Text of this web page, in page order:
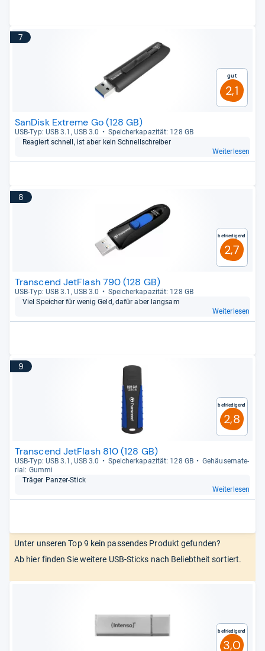
7
Gut
2,1
SanDisk Extreme Go (128 GB)
USB-​Typ: USB 3.1, USB 3.0
Spei­cher­ka­pa­zi­tät: 128 GB
Rea­giert schnell, ist aber kein Schnell­schrei­ber
Weiterlesen
8
Befriedigend
2,7
Transcend JetFlash 790 (128 GB)
USB-​Typ: USB 3.1, USB 3.0
Spei­cher­ka­pa­zi­tät: 128 GB
Viel Spei­cher für wenig Geld, dafür aber lang­sam
Weiterlesen
9
Befriedigend
2,8
Transcend JetFlash 810 (128 GB)
USB-​Typ: USB 3.1, USB 3.0 Spei­cher­ka­pa­zi­tät: 128 GB
Gehäu­se­ma­te­
rial: Gummi
Trä­ger Pan­zer-​Stick
Weiterlesen
Unter unseren Top 9 kein passendes Produkt gefunden?
Ab hier finden Sie weitere USB-Sticks nach Beliebtheit sortiert.
Befriedigend
3,0